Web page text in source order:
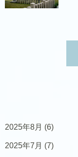
2025年8月 (6)
2025年7月 (7)